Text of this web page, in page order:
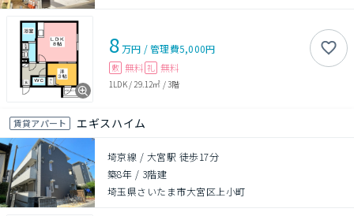
8万円 /管理費5,000円
敷 無料 礼 無料
1LDK/ 29.12㎡ /3階
賃貸アパート エギスハイム
埼京線 / 大宮駅 徒歩17分
築8年 / 3階建
埼玉県さいたま市大宮区上小町